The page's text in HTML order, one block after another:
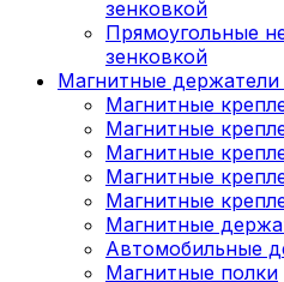
зенковкой
Прямоугольные
зенковкой
Магнитные
Магнитные
Магнитные
Магнитные
Магнитные
Магнитные
Магнитные
Автомобильные
Магнитные полки